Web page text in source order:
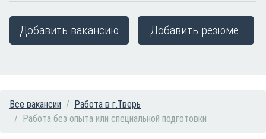
Добавить вакансию Добавить резюме
Все вакансии
Работа в г.Тверь
Работа без опыта или специальной подготовки